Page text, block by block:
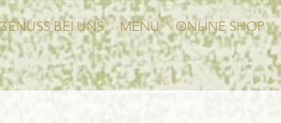
BEI UNS MENU ONLINE SHOP